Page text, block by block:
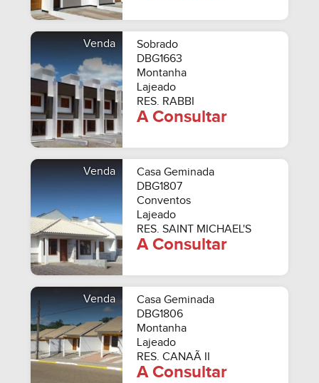
Venda
Sobrado
DBG1663
Montanha
Lajeado
RES. RABBI
A Consultar
Venda
Casa Geminada
DBG1807
Conventos
Lajeado
RES. SAINT MICHAEL'S
A Consultar
Venda
Casa Geminada
DBG1806
Montanha
Lajeado
RES. CANAÃ II
A Consultar